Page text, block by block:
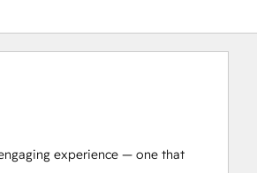
experience — one that